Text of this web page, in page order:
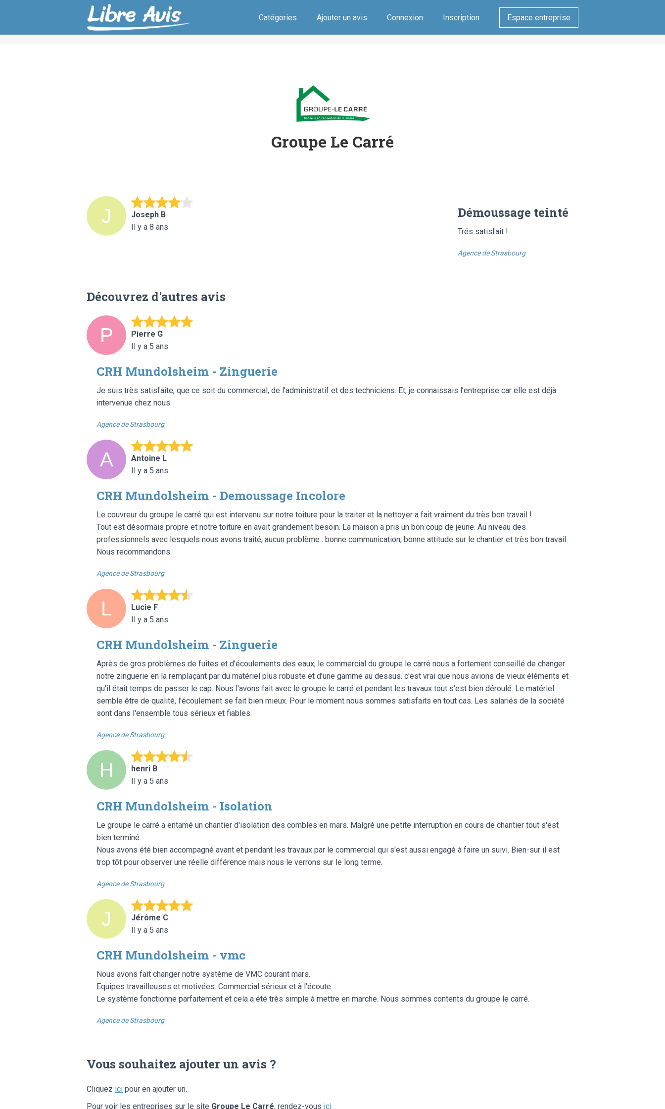
Catégories Ajouter un avis Connexion Inscription Espace entreprise
Groupe Le Carré
Joseph B
Il y a 8 ans
Démoussage teinté
Trés satisfait !
Agence de Strasbourg
Découvrez d'autres avis
Pierre G
Il y a 5 ans
CRH Mundolsheim - Zinguerie
Je suis très satisfaite, que ce soit du commercial, de l’administratif et des techniciens. Et, je connaissais l’entreprise car elle est déjà
intervenue chez nous.
Agence de Strasbourg
Antoine L
Il y a 5 ans
CRH Mundolsheim - Demoussage Incolore
Le couvreur du groupe le carré qui est intervenu sur notre toiture pour la traiter et la nettoyer a fait vraiment du très bon travail !
Tout est désormais propre et notre toiture en avait grandement besoin. La maison a pris un bon coup de jeune. Au niveau des
professionnels avec lesquels nous avons traité, aucun problème : bonne communication, bonne attitude sur le chantier et très bon travail.
Nous recommandons.
Agence de Strasbourg
Lucie F
Il y a 5 ans
CRH Mundolsheim - Zinguerie
Après de gros problèmes de fuites et d'écoulements des eaux, le commercial du groupe le carré nous a fortement conseillé de changer
notre zinguerie en la remplaçant par du matériel plus robuste et d'une gamme au dessus. c'est vrai que nous avions de vieux éléments et
qu'il était temps de passer le cap. Nous l'avons fait avec le groupe le carré et pendant les travaux tout s'est bien déroulé. Le matériel
semble être de qualité, l'écoulement se fait bien mieux. Pour le moment nous sommes satisfaits en tout cas. Les salariés de la société
sont dans l'ensemble tous sérieux et fiables.
Agence de Strasbourg
henri B
Il y a 5 ans
CRH Mundolsheim - Isolation
Le groupe le carré a entamé un chantier d'isolation des combles en mars. Malgré une petite interruption en cours de chantier tout s'est
bien terminé.
Nous avons été bien accompagné avant et pendant les travaux par le commercial qui s'est aussi engagé à faire un suivi. Bien-sur il est
trop tôt pour observer une réelle différence mais nous le verrons sur le long terme.
Agence de Strasbourg
Jérôme C
Il y a 5 ans
CRH Mundolsheim - vmc
Nous avons fait changer notre système de VMC courant mars.
Equipes travailleuses et motivées. Commercial sérieux et à l'écoute.
Le système fonctionne parfaitement et cela a été très simple à mettre en marche. Nous sommes contents du groupe le carré.
Agence de Strasbourg
Vous souhaitez ajouter un avis ?
Cliquez ici pour en ajouter un.
Pour voir les entreprises sur le site Groupe Le Carré, rendez-vous ici